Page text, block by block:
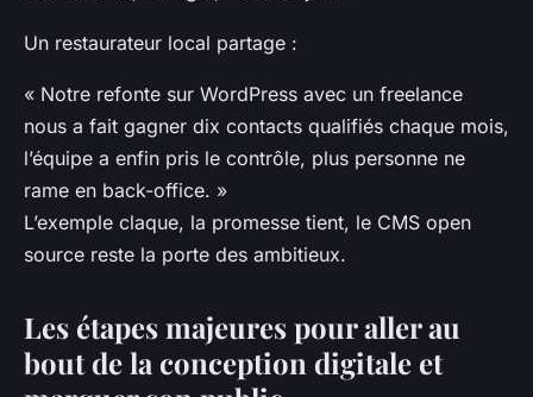
Un restaurateur local partage :
« Notre refonte sur WordPress avec un freelance
nous a fait gagner dix contacts qualifiés chaque mois,
l’équipe a enfin pris le contrôle, plus personne ne
rame en back-office. »
L’exemple claque, la promesse tient, le CMS open
source reste la porte des ambitieux.
Les étapes majeures pour aller au
bout de la conception digitale et